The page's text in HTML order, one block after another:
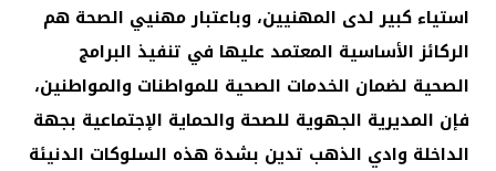
استياء كبير لدى المهنيين، وباعتبار مهنيي الصحة هم
الركائز الأساسية المعتمد عليها في تنفيذ البرامج
الصحية لضمان الخدمات الصحية للمواطنات والمواطنين،
فإن المديرية الجهوية للصحة والحماية الإجتماعية بجهة
الداخلة وادي الذهب تدين بشدة هذه السلوكات الدنيئة